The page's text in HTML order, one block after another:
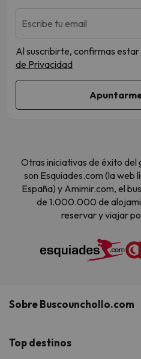
Escribe tu email
Al suscribirte, confirmas
de Privacidad
Otras iniciativas de éxito del
son Esquiades.com (la web
España) y Amimir.com, el
de 1.000.000 de
reservar y viajar
Sobre Buscounchollo.com
¿Quiénes somos?
Top destinos